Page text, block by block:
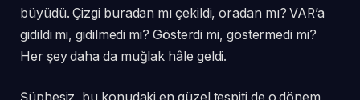
büyüdü. Çizgi buradan mı çekildi, oradan mı? VAR’a
gidildi mi, gidilmedi mi? Gösterdi mi, göstermedi mi?
Her şey daha da muğlak hâle geldi.